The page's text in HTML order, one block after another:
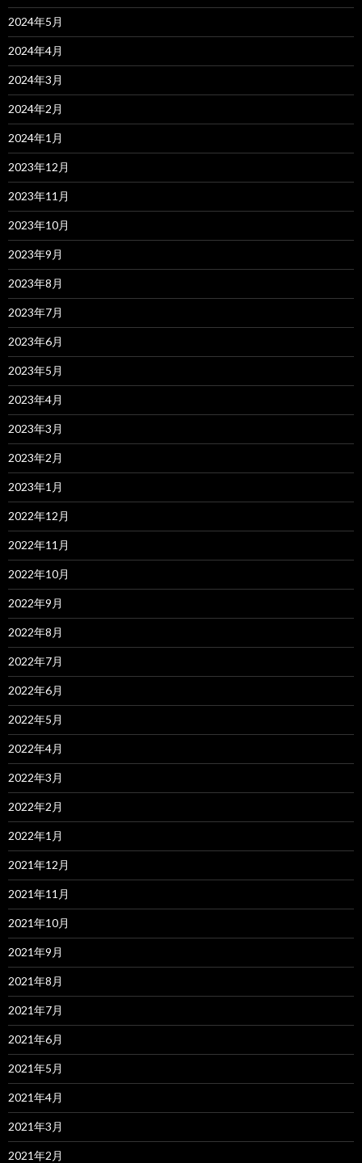
2024年5月
2024年4月
2024年3月
2024年2月
2024年1月
2023年12月
2023年11月
2023年10月
2023年9月
2023年8月
2023年7月
2023年6月
2023年5月
2023年4月
2023年3月
2023年2月
2023年1月
2022年12月
2022年11月
2022年10月
2022年9月
2022年8月
2022年7月
2022年6月
2022年5月
2022年4月
2022年3月
2022年2月
2022年1月
2021年12月
2021年11月
2021年10月
2021年9月
2021年8月
2021年7月
2021年6月
2021年5月
2021年4月
2021年3月
2021年2月